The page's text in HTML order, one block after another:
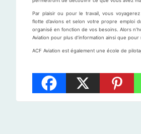
Par plaisir ou pour le travail, vous
flotte d’avions et selon votre propre emploi
organisé en fonction de vos besoins. Alors
Aviation pour plus d’information ainsi que pour
ACF Aviation est également une école de